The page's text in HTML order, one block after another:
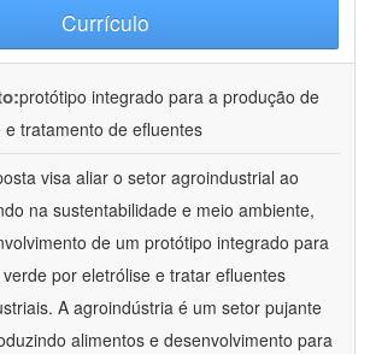
Currículo
protótipo integrado para a produção de
tratamento de efluentes
visa aliar o setor agroindustrial ao
na sustentabilidade e meio ambiente,
de um protótipo integrado para
por eletrólise e tratar efluentes
A agroindústria é um setor pujante
alimentos e desenvolvimento para